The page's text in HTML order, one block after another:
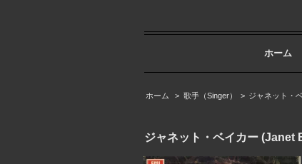
ホーム
ホーム > 歌手（Singer） > ジャネット・
ジャネット・ベイカー (Janet